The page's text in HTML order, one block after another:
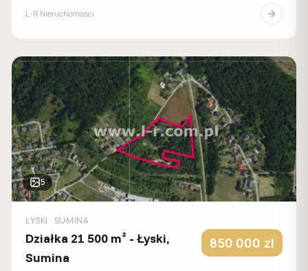
L-R Nieruchomości
5
ŁYSKI · SUMINA
Działka 21 500 m² - Łyski,
Sumina
850 000 zl